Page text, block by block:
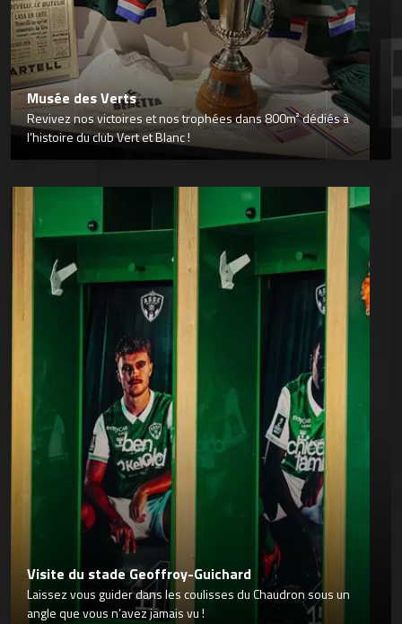
Musée des Verts
Revivez nos victoires et nos trophées dans 800m² dédiés à
l’histoire du club Vert et Blanc !
Visite du stade Geoffroy-Guichard
Laissez vous guider dans les coulisses du Chaudron sous un
angle que vous n’avez jamais vu !